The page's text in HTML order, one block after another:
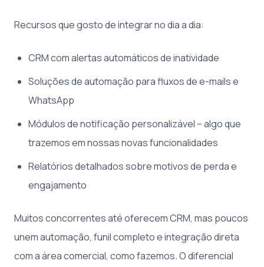
Recursos que gosto de integrar no dia a dia:
CRM com alertas automáticos de inatividade
Soluções de automação para fluxos de e-mails e
WhatsApp
Módulos de notificação personalizável – algo que
trazemos em nossas novas funcionalidades
Relatórios detalhados sobre motivos de perda e
engajamento
Muitos concorrentes até oferecem CRM, mas poucos
unem automação, funil completo e integração direta
com a área comercial, como fazemos. O diferencial